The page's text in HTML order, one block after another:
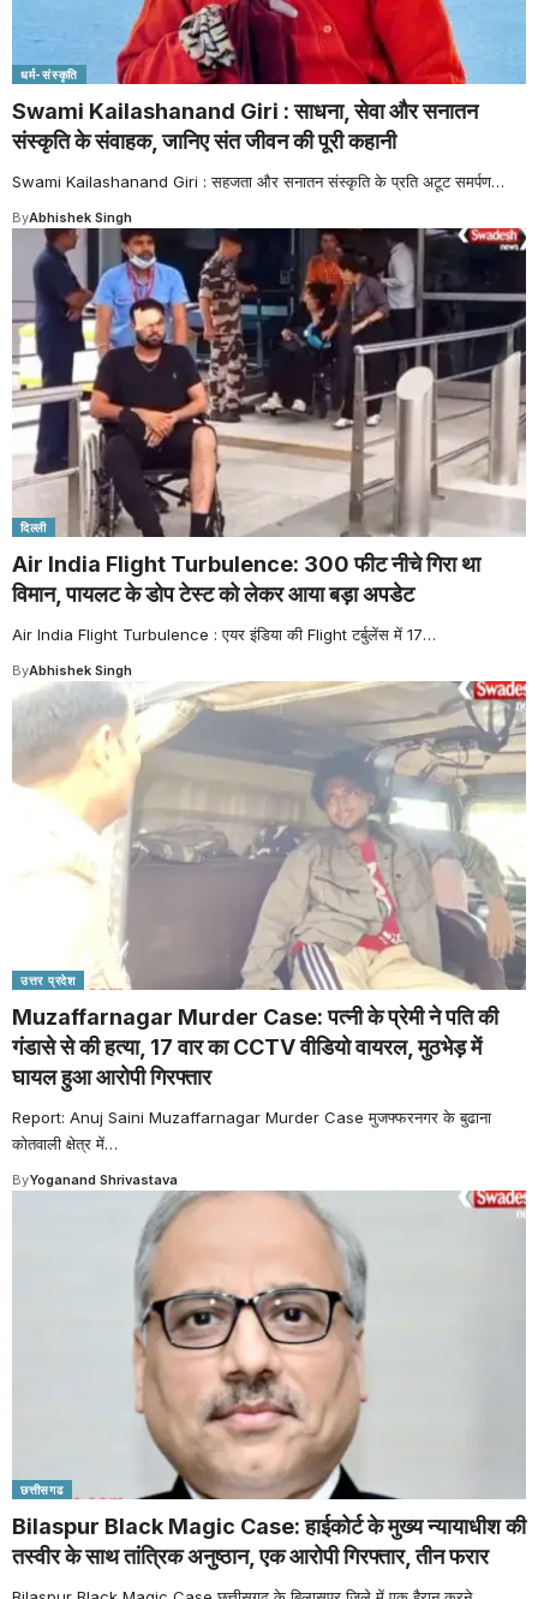
धर्म-संस्कृति
Swami Kailashanand Giri : साधना, सेवा और सनातन
संस्कृति के संवाहक, जानिए संत जीवन की पूरी कहानी
Swami Kailashanand Giri : सहजता और सनातन संस्कृति के प्रति अटूट समर्पण…
ByAbhishek Singh
दिल्ली
Air India Flight Turbulence: 300 फीट नीचे गिरा था
विमान, पायलट के डोप टेस्ट को लेकर आया बड़ा अपडेट
Air India Flight Turbulence : एयर इंडिया की Flight टर्बुलेंस में 17…
ByAbhishek Singh
उत्तर प्रदेश
Muzaffarnagar Murder Case: पत्नी के प्रेमी ने पति की
गंडासे से की हत्या, 17 वार का CCTV वीडियो वायरल, मुठभेड़ में
घायल हुआ आरोपी गिरफ्तार
Report: Anuj Saini Muzaffarnagar Murder Case मुजफ्फरनगर के बुढाना
कोतवाली क्षेत्र में…
ByYoganand Shrivastava
छत्तीसगढ
Bilaspur Black Magic Case: हाईकोर्ट के मुख्य न्यायाधीश की
तस्वीर के साथ तांत्रिक अनुष्ठान, एक आरोपी गिरफ्तार, तीन फरार